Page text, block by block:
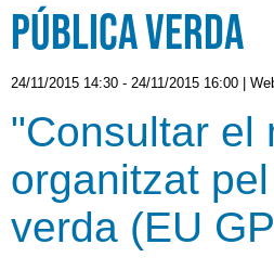
pública verda
24/11/2015 14:30 - 24/11/2015 16:00
"Consultar el
organitzat
verda (EU